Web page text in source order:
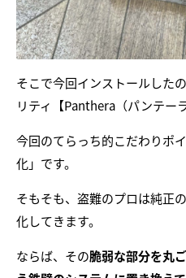
そこで今回インストールした
リティ【Panthera（パンテー
今回のてらっち的こだわりポ
化」です。
そもそも、盗難のプロは純正
化してきます。
ならば、その脆弱な部分を丸